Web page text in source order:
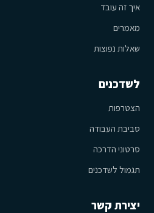
איך זה עובד
מאמרים
שאלות נפוצות
לשדכנים
הצטרפות
סביבת העבודה
סרטוני הדרכה
תגמול לשדכנים
יצירת קשר